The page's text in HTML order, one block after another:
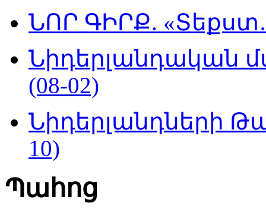
ՆՈՐ ԳԻՐՔ.
Նիդերլանդական
(08-02)
Նիդերլանդների
10)
Պահոց